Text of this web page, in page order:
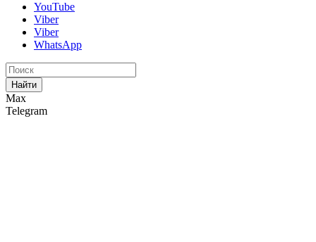
YouTube
Viber
Viber
WhatsApp
Найти
Max
Telegram